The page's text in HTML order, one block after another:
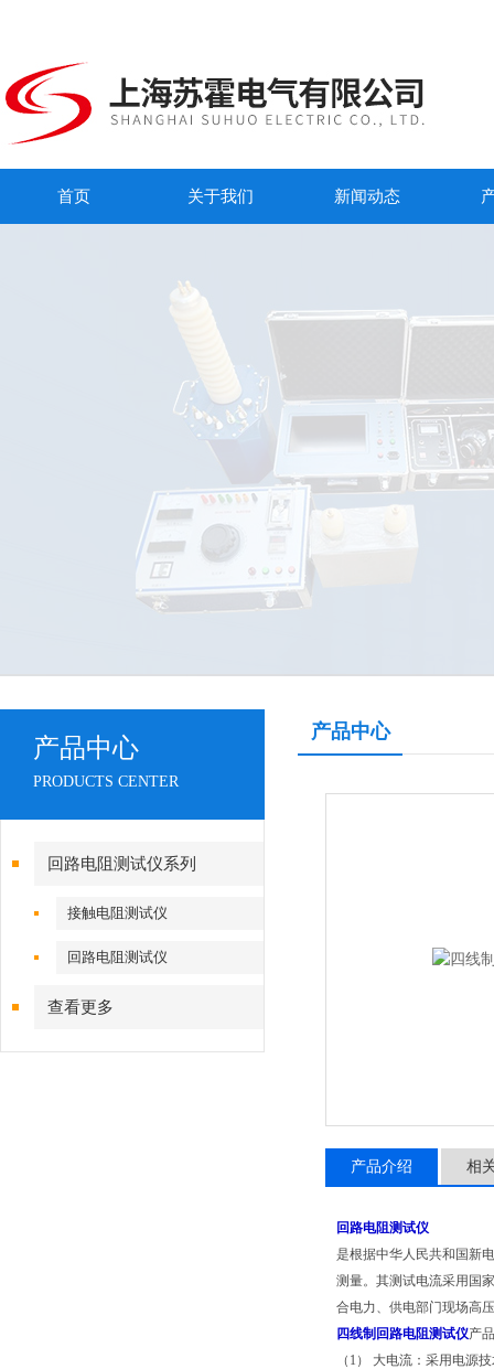
首页 关于我们 新闻动态
产品中心
PRODUCTS CENTER
回路电阻测试仪系列
接触电阻测试仪
回路电阻测试仪
查看更多
产品中心
产品介绍 相
回路电阻测试仪
是根据中华人民共和国新
测量。其测试电流采用国
合电力、供电部门现场高
四线制回路电阻测试仪产
（1） 大电流：采用电源